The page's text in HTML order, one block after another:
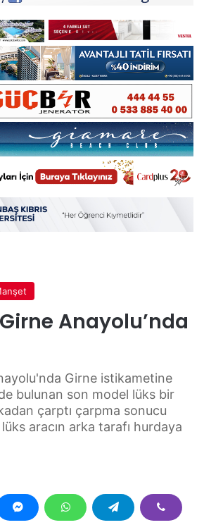
Anayolu’nda
Girne istikametine
bulunan son model lüks bir
çarptı çarpma sonucu
aracın arka tarafı hurdaya